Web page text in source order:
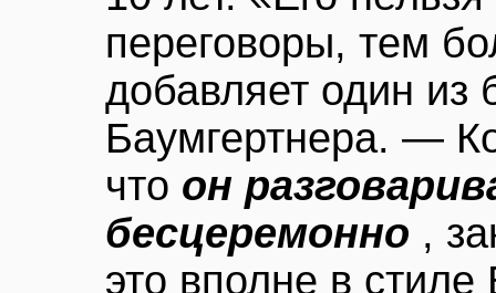
переговоры, тем
добавляет один из
Баумгертнера. —
что он
бесцеремонно ,
это вполне в